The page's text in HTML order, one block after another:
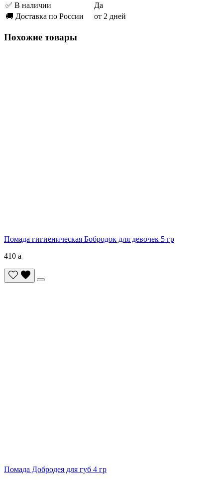
✅ В наличии
Да
🚚 Доставка по России
от 2 дней
Похожие товары
Помада гигиеническая Бобродок для девочек 5 гр
410 a
Помада Добродея для губ 4 гр